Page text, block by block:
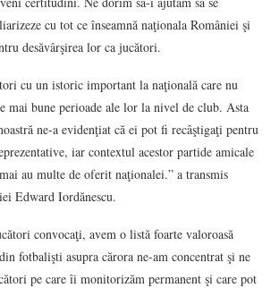
cu tot ce înseamnă naţionala României şi
desăvârşirea lor ca jucători.
cu un istoric important la naţională care nu
mai bune perioade ale lor la nivel de club. Asta
ne-a evidenţiat că ei pot fi recâştigaţi pentru
iar contextul acestor partide amicale
au multe de oferit naţionalei.” a transmis
Edward Iordănescu.
convocaţi, avem o listă foarte valoroasă
fotbalişti asupra cărora ne-am concentrat şi ne
pe care îi monitorizăm permanent şi care pot